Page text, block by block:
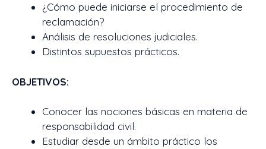
¿Cómo puede iniciarse el procedimiento de
reclamación?
Análisis de resoluciones judiciales.
Distintos supuestos prácticos.
OBJETIVOS:
Conocer las nociones básicas en materia de
responsabilidad civil.
Estudiar desde un ámbito práctico los